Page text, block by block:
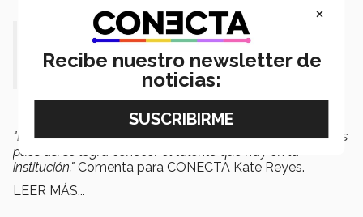
“Llevamos más de 6 años tocando
huapango” Kate Reyes.
"Estamos felices de que el Tec realice este tipo de eventos
pues así se logra conocer el talento que hay en la
institución." Comenta para CONECTA Kate Reyes.
LEER MÁS...
×
Recibe nuestro newsletter de
noticias: